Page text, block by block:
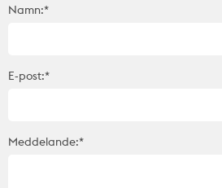
Namn:*
E-post:*
Meddelande:*